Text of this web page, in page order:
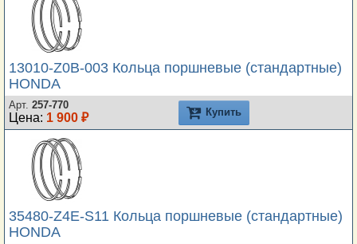
13010-Z0В-003 Кольца поршневые (стандартные)
HONDA
Арт. 257-770
Цена: 1 900 ₽ Купить
35480-Z4E-S11 Кольца поршневые (стандартные)
HONDA